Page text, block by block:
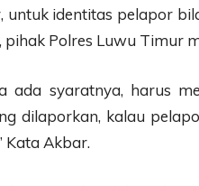
untuk identitas pelapor
pihak Polres Luwu Timur
ada syaratnya, harus
dilaporkan, kalau
Kata Akbar.